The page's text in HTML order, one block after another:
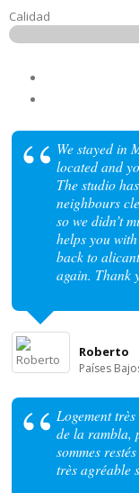
Calidad
We stayed in
located and
The studio
neighbours
so we didn’t
helps you
back to
again. Thank
Roberto
Países
Logement
de la rambla,
sommes
très agréable